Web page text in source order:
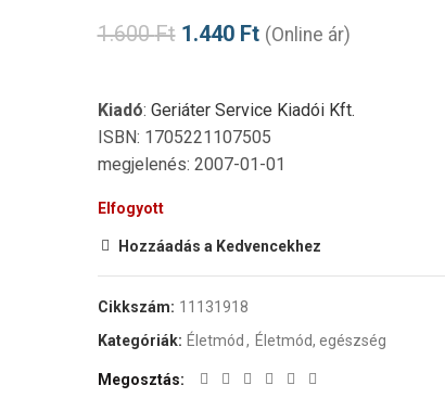
1.600Ft 1.440 Ft (Online ár)
Kiadó: Geriáter Service Kiadói Kft.
ISBN: 1705221107505
megjelenés: 2007-01-01
Elfogyott
Hozzáadás a Kedvencekhez
Cikkszám: 11131918
Kategóriák: Életmód , Életmód, egészség
Megosztás